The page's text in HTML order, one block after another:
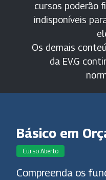
cursos poderão
indisponíveis
Os demais
da EV.G
Básico em
Curso Aberto
Compreenda os